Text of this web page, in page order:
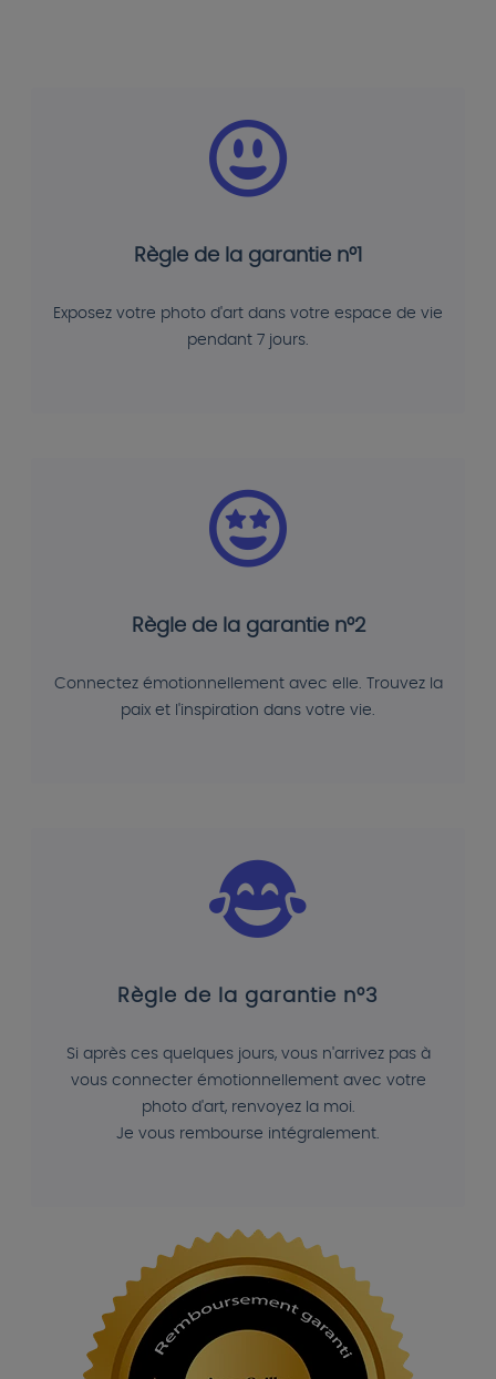
Règle de la garantie n°1
Exposez votre photo d'art dans votre espace de vie
pendant 7 jours.
Règle de la garantie n°2
Connectez émotionnellement avec elle. Trouvez la
paix et l'inspiration dans votre vie.
Règle de la garantie n°3
Si après ces quelques jours, vous n'arrivez pas à
vous connecter émotionnellement avec votre
photo d'art, renvoyez la moi.
Je vous rembourse intégralement.